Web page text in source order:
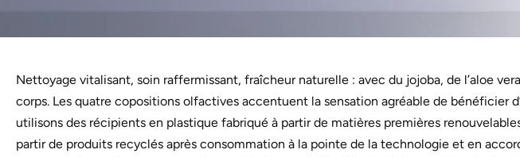
Nettoyage vitalisant, soin raffermissant, fraîcheur naturelle : avec du jojoba, de l’aloe
corps. Les quatre copositions olfactives accentuent la sensation agréable de bénéficier
utilisons des récipients en plastique fabriqué à partir de matières premières
partir de produits recyclés après consommation à la pointe de la technologie et en